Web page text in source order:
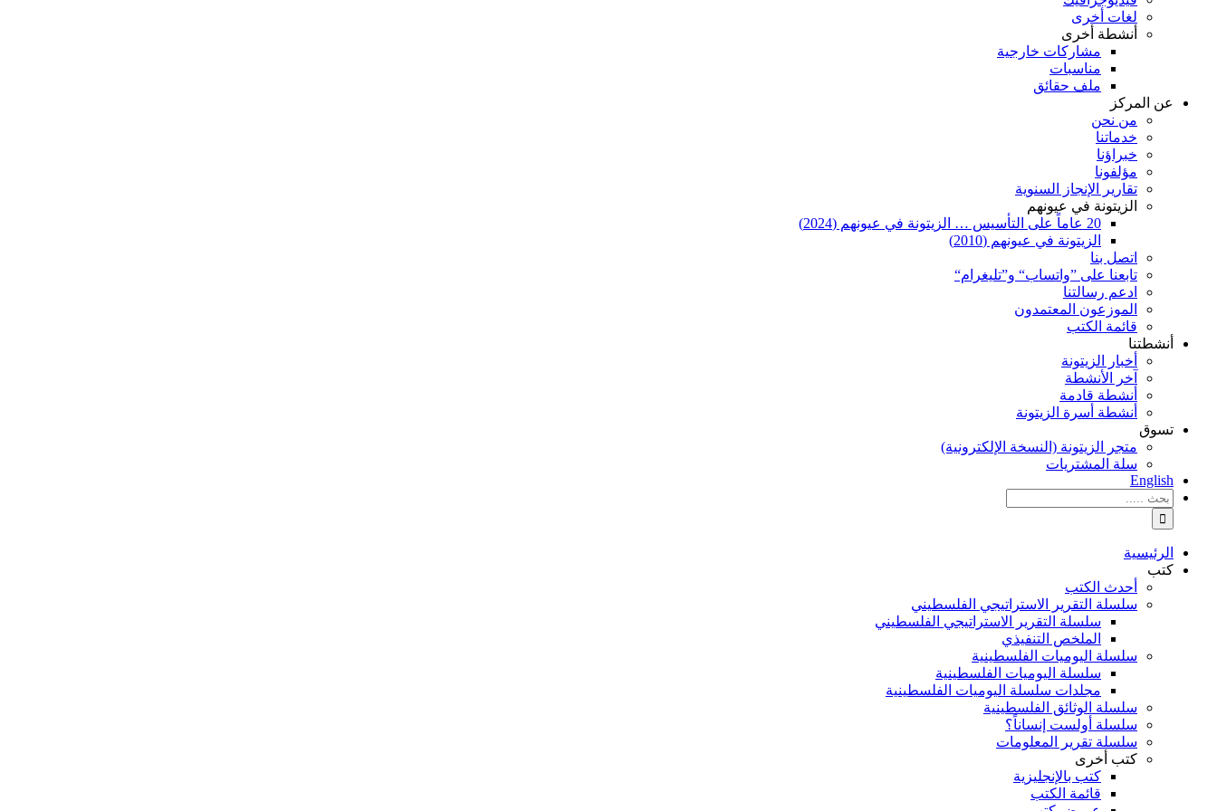
لغات أخرى
أنشطة أخرى
مشاركات خارجية
مناسبات
ملف حقائق
عن المركز
من نحن
خدماتنا
خبراؤنا
مؤلفونا
تقارير الإنجاز السنوية
الزيتونة في عيونهم
20 عاماً على التأسيس … الزيتونة في عيونهم (2024)
الزيتونة في عيونهم (2010)
اتصل بنا
تابعنا على ”واتساب“ و”تليغرام“
ادعم رسالتنا
الموزعون المعتمدون
قائمة الكتب
أنشطتنا
أخبار الزيتونة
آخر الأنشطة
أنشطة قادمة
أنشطة أسرة الزيتونة
تسوق
متجر الزيتونة (النسخة الإلكترونية)
سلة المشتريات
English
نتائج
البحث
بالنسبة
الي
:
الرئيسية
كتب
أحدث الكتب
سلسلة التقرير الاستراتيجي الفلسطيني
سلسلة التقرير الاستراتيجي الفلسطيني
الملخص التنفيذي
سلسلة اليوميات الفلسطينية
سلسلة اليوميات الفلسطينية
مجلدات سلسلة اليوميات الفلسطينية
سلسلة الوثائق الفلسطينية
سلسلة أولست إنساناً؟
سلسلة تقرير المعلومات
كتب أخرى
كتب بالإنجليزية
قائمة الكتب